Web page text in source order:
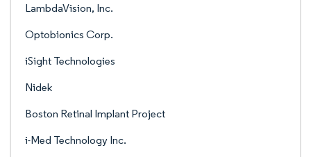
LambdaVision, Inc.
Optobionics Corp.
iSight Technologies
Nidek
Boston Retinal Implant Project
i-Med Technology Inc.